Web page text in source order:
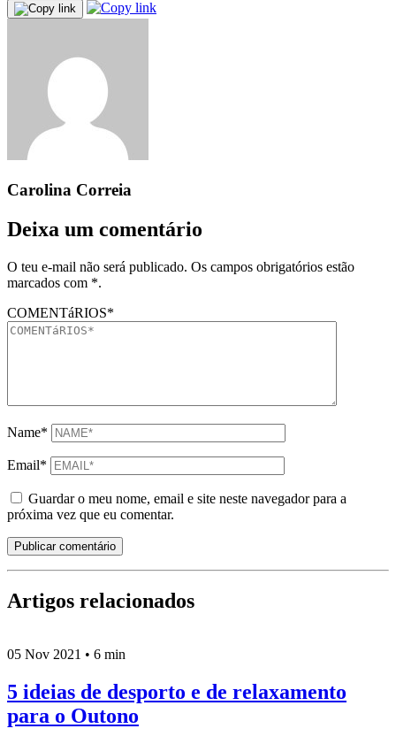
Carolina Correia
Deixa um comentário
O teu e-mail não será publicado. Os campos obrigatórios estão
marcados com *.
COMENTáRIOS*
Name*
Email*
Guardar o meu nome, email e site neste navegador para a
próxima vez que eu comentar.
Publicar comentário
Artigos relacionados
05 Nov 2021 • 6 min
5 ideias de desporto e de relaxamento
para o Outono